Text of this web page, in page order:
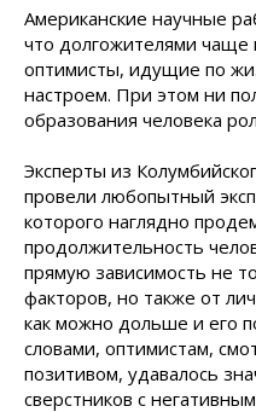
Американские научные
что долгожителями чаще
оптимисты, идущие по
настроем. При этом ни
образования человека
Эксперты из
провели любопытный
которого наглядно
продолжительность
прямую зависимость не
факторов, но также от
как можно дольше и его
словами, оптимистам,
позитивом, удавалось
сверстников с